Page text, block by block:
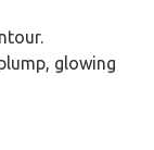
glowing